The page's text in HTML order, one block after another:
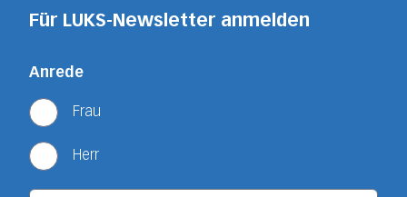
Für LUKS-Newsletter anmelden
Anrede
Frau
Herr